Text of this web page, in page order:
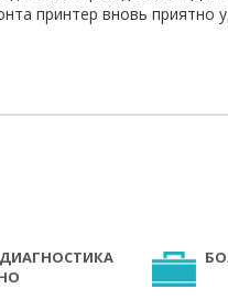
принтер вновь приятно